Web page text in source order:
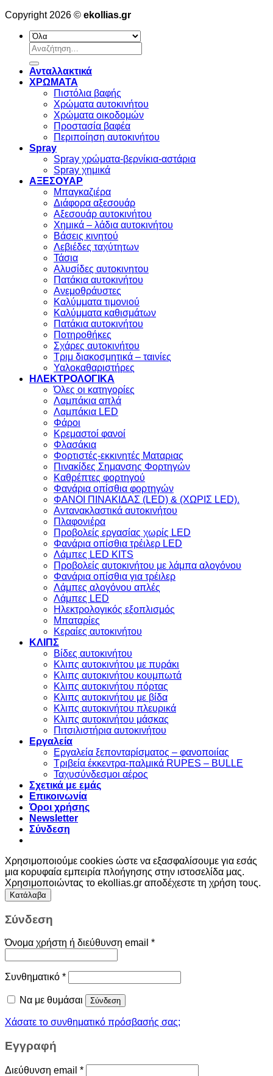
Copyright 2026 © ekollias.gr
Αναζήτηση
για:
Ανταλλακτικά
ΧΡΩΜΑΤΑ
Πιστόλια βαφής
Χρώματα αυτοκινήτου
Χρώματα οικοδομών
Προστασία βαφέα
Περιποίηση αυτοκινήτου
Spray
Spray χρώματα-βερνίκια-αστάρια
Spray χημικά
ΑΞΕΣΟΥΑΡ
Μπαγκαζιέρα
Διάφορα αξεσουάρ
Αξεσουάρ αυτοκινήτου
Χημικά – λάδια αυτοκινήτου
Βάσεις κινητού
Λεβιέδες ταχύτητων
Τάσια
Αλυσίδες αυτοκινητου
Πατάκια αυτοκινήτου
Ανεμοθράυστες
Καλύμματα τιμονιού
Καλύμματα καθισμάτων
Πατάκια αυτοκινήτου
Ποτηροθήκες
Σχάρες αυτοκινήτου
Τριμ διακοσμητικά – ταινίες
Υαλοκαθαριστήρες
ΗΛΕΚΤΡΟΛΟΓΙΚΑ
Όλες οι κατηγορίες
Λαμπάκια απλά
Λαμπάκια LED
Φάροι
Κρεμαστοί φανοί
Φλασάκια
Φορτιστές-εκκινητές Ματαριας
Πινακίδες Σημανσης Φορτηγών
Kαθρέπτες φορτηγού
Φανάρια οπίσθια φορτηγών
ΦΑΝΟΙ ΠΙΝΑΚΙΔΑΣ (LED) & (XΩΡΙΣ LED).
Aντανακλαστικά αυτοκινήτου
Πλαφονιέρα
Προβολείς εργασίας χωρίς LED
Φανάρια οπίσθια τρέιλερ LED
Λάμπες LED KITS
Προβολείς αυτοκινήτου με λάμπα αλογόνου
Φανάρια οπίσθια για τρέιλερ
Λάμπες αλογόνου απλές
Λάμπες LED
Ηλεκτρολογικός εξοπλισμός
Μπαταρίες
Κεραίες αυτοκινήτου
ΚΛΙΠΣ
Βίδες αυτοκινήτου
Kλιπς αυτοκινήτου με πυράκι
Kλιπς αυτοκινήτου κουμπωτά
Κλιπς αυτοκινήτου πόρτας
Κλιπς αυτοκινήτου με βίδα
Kλιπς αυτοκινήτου πλευρικά
Kλιπς αυτοκινήτου μάσκας
Πιτσιλιστήρια αυτοκινήτου
Εργαλεία
Εργαλεία ξεπονταρίσματος – φανοποιίας
Τριβεία έκκεντρα-παλμικά RUPES – BULLE
Ταχυσύνδεσμοι αέρος
Σχετικά με εμάς
Επικοινωνία
Όροι χρήσης
Newsletter
Σύνδεση
Χρησιμοποιούμε cookies ώστε να εξασφαλίσουμε για εσάς
μια κορυφαία εμπειρία πλοήγησης στην ιστοσελίδα μας.
Χρησιμοποιώντας το ekollias.gr αποδέχεστε τη χρήση τους.
Κατάλαβα
Σύνδεση
Όνομα χρήστη ή διεύθυνση email *
Συνθηματικό *
Να με θυμάσαι Σύνδεση
Χάσατε το συνθηματικό πρόσβασής σας;
Εγγραφή
Διεύθυνση email *